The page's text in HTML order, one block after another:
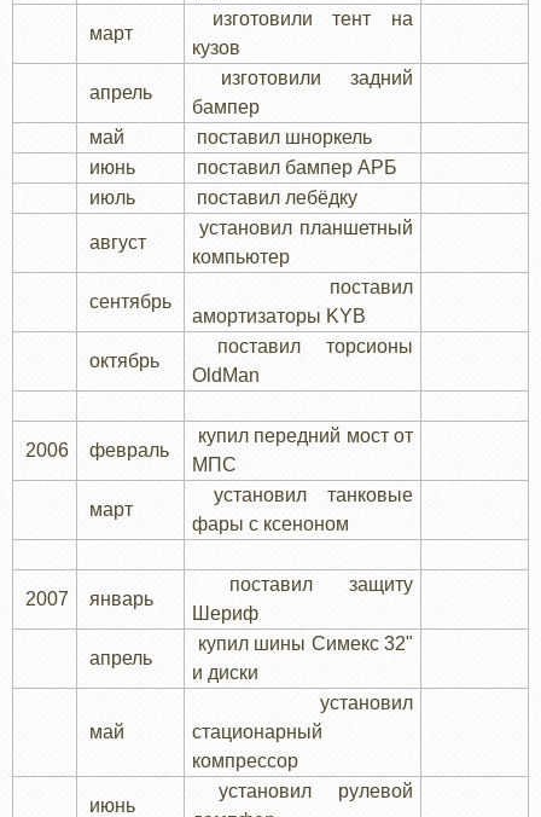
март
изготовили тент на
кузов
апрель
изготовили задний
бампер
май
поставил шноркель
июнь
поставил бампер АРБ
июль
поставил лебёдку
август
установил планшетный
компьютер
сентябрь
поставил
амортизаторы KYB
октябрь
поставил торсионы
OldMan
2006 февраль
купил передний мост от
МПС
март
установил танковые
фары с ксеноном
2007 январь
поставил защиту
Шериф
апрель
купил шины Симекс 32"
и диски
май
установил
стационарный
компрессор
июнь
установил рулевой